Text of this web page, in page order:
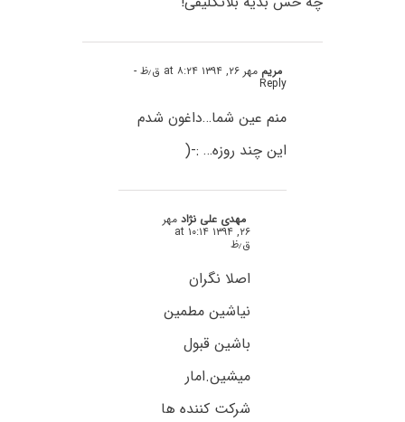
مریم مهر ۲۶, ۱۳۹۴ at ۸:۲۴ ق٫ظ -
Reply
منم عین شما…داغون شدم
این چند روزه… :-(
مهدی علی نژادمهر
۲۶, ۱۳۹۴ at ۱۰:۱۴
ق٫ظ
اصلا نگران
نیاشین مطمین
باشین قبول
میشین.امار
شرکت کننده ها